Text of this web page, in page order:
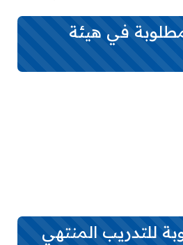
في هيئة
للتدريب المنتهي